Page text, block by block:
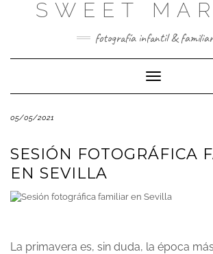
SWEET
fotografía infantil & familiar
Cambiar
modo
05/05/2021
SESIÓN FOTOGRÁFICA
EN SEVILLA
La primavera es, sin duda, la época